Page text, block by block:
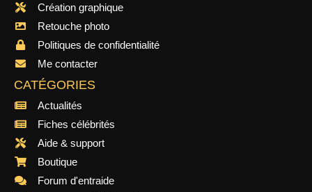
Création graphique
Retouche photo
Politiques de confidentialité
Me contacter
CATÉGORIES
Actualités
Fiches célébrités
Aide & support
Boutique
Forum d'entraide